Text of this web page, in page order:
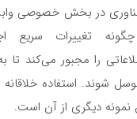
در بخش خصوصی
تغییرات سریع
را مجبور می‌کند تا
شوند. استفاده خلاقانه
نمونه دیگری از آن است.